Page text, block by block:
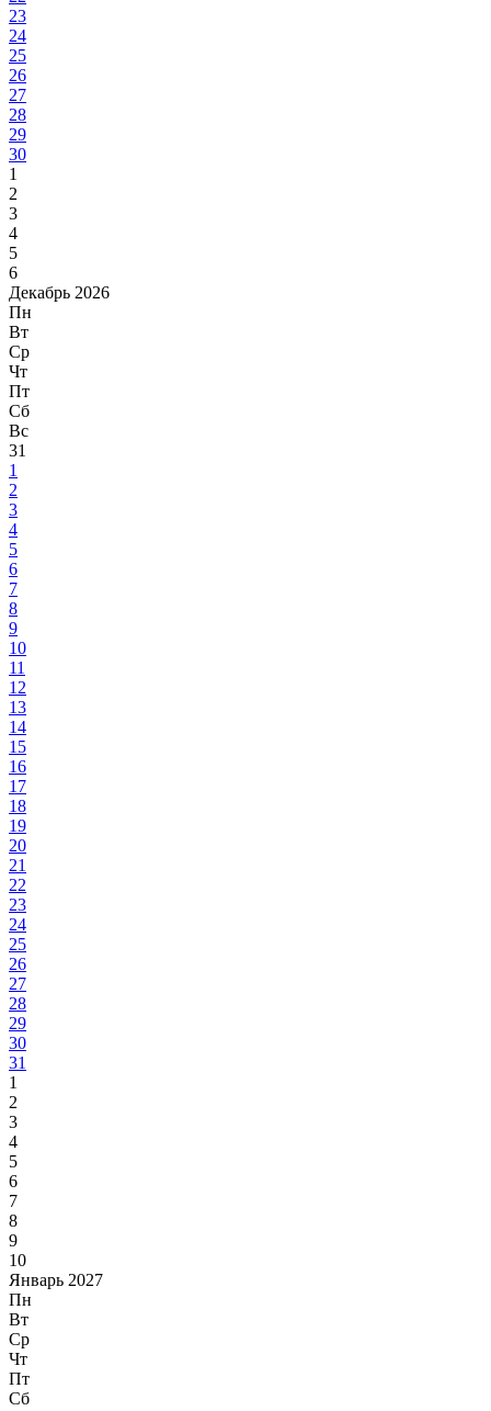
23
24
25
26
27
28
29
30
1
2
3
4
5
6
Декабрь 2026
Пн
Вт
Ср
Чт
Пт
Сб
Вс
31
1
2
3
4
5
6
7
8
9
10
11
12
13
14
15
16
17
18
19
20
21
22
23
24
25
26
27
28
29
30
31
1
2
3
4
5
6
7
8
9
10
Январь 2027
Пн
Вт
Ср
Чт
Пт
Сб